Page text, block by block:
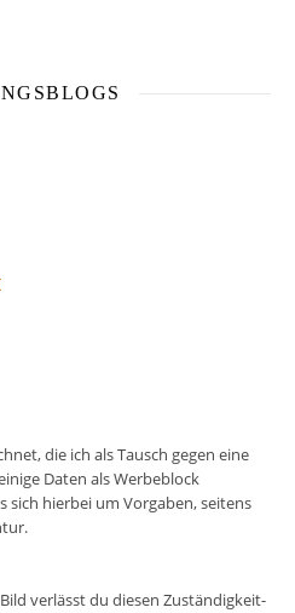
die ich als Tausch gegen eine
Daten als Werbeblock
sich hierbei um Vorgaben, seitens
verlässt du diesen Zuständigkeit-